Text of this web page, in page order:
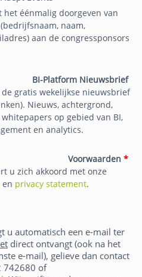
het éénmalig doorgeven van
naam,
aan de congressponsors
BI-Platform Nieuwsbrief
gratis wekelijkse nieuwsbrief
Nieuws, achtergrond,
op gebied van BI,
en analytics.
Voorwaarden *
u zich akkoord met onze
en privacy statement.
u automatisch een e-mail ter
direct ontvangt (ook na het
e-mail), gelieve dan contact
742680 of